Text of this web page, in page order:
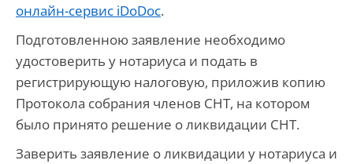
онлайн-сервис iDoDoc.
Подготовленною заявление необходимо
удостоверить у нотариуса и подать в
регистрирующую налоговую, приложив копию
Протокола собрания членов СНТ, на котором
было принято решение о ликвидации СНТ.
Заверить заявление о ликвидации у нотариуса и